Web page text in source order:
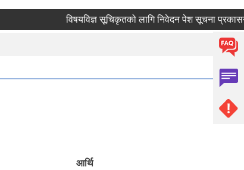
विषयविज्ञ सूचिकृतको लागि निवेदन पेश सूचना प्रकासन
आर्थि